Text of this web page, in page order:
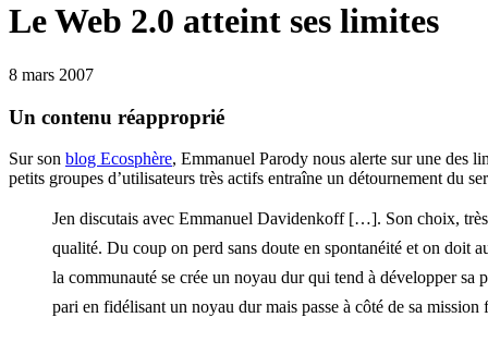
Le Web 2.0 atteint ses limites
8 mars 2007
Un contenu réapproprié
Sur son blog Ecosphère, Emmanuel Parody nous alerte sur une des
petits groupes d’utilisateurs très actifs entraîne un détournement du
Jen discutais avec Emmanuel Davidenkoff […]. Son choix,
qualité. Du coup on perd sans doute en spontanéité et on doit
la communauté se crée un noyau dur qui tend à développer sa
pari en fidélisant un noyau dur mais passe à côté de sa